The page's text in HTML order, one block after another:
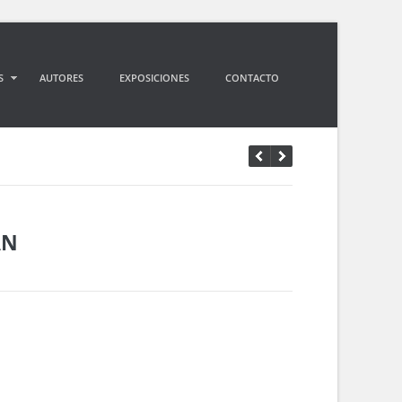
AUTORES EXPOSICIONES CONTACTO